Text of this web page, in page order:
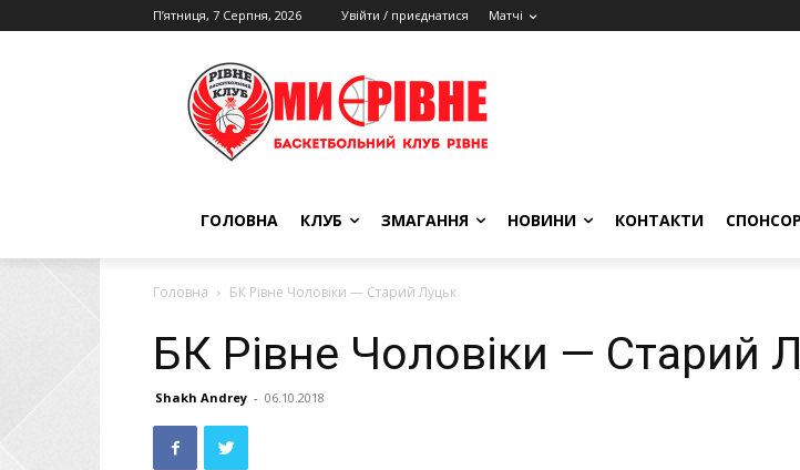
П’ятниця, 7 Серпня, 2026 Увійти / приєднатися Матчі
ГОЛОВНА КЛУБ ЗМАГАННЯ НОВИНИ КОНТАКТИ
Головна БК Рівне Чоловіки — Старий Луцьк
БК Рівне Чоловіки — Старий
Shakh Andrey - 06.10.2018